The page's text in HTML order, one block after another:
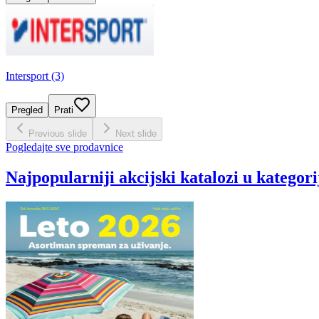
Intersport (3)
Pregled Prati
Previous slide Next slide
Pogledajte sve prodavnice
Najpopularniji akcijski katalozi u